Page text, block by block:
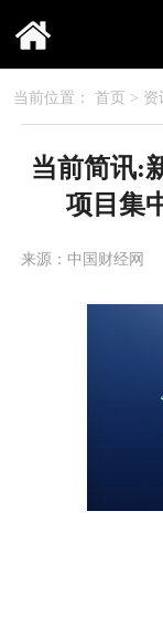
当前位置： 首页 > 资
当前简讯:
项目集
来源：中国财经网